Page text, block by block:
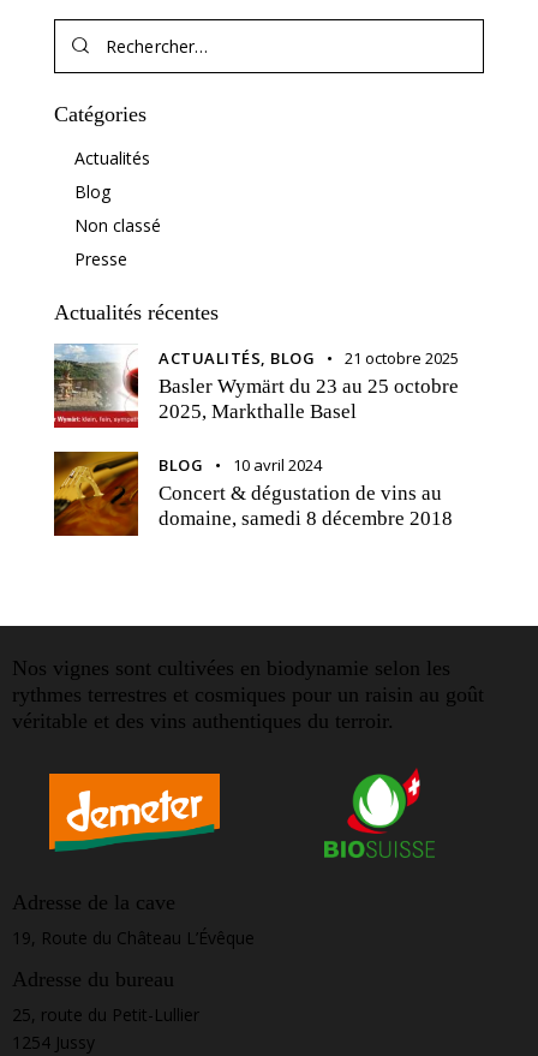
Catégories
Actualités
Blog
Non classé
Presse
Actualités récentes
ACTUALITÉS, BLOG 21 octobre 2025
Basler Wymärt du 23 au 25 octobre
2025, Markthalle Basel
BLOG 10 avril 2024
Concert & dégustation de vins au
domaine, samedi 8 décembre 2018
Nos vignes sont cultivées en biodynamie selon les
rythmes terrestres et cosmiques pour un raisin au goût
véritable et des vins authentiques du terroir.
Adresse de la cave
19, Route du Château L’Évêque
Adresse du bureau
25, route du Petit-Lullier
1254 Jussy